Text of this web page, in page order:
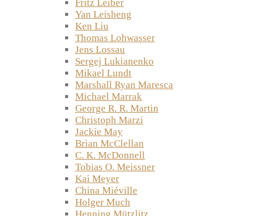
Fritz Leiber
Yan Leisheng
Ken Liu
Thomas Lohwasser
Jens Lossau
Sergej Lukianenko
Mikael Lundt
Marshall Ryan Maresca
Michael Marrak
George R. R. Martin
Christoph Marzi
Jackie May
Brian McClellan
C. K. McDonnell
Tobias O. Meissner
Kai Meyer
China Miéville
Holger Much